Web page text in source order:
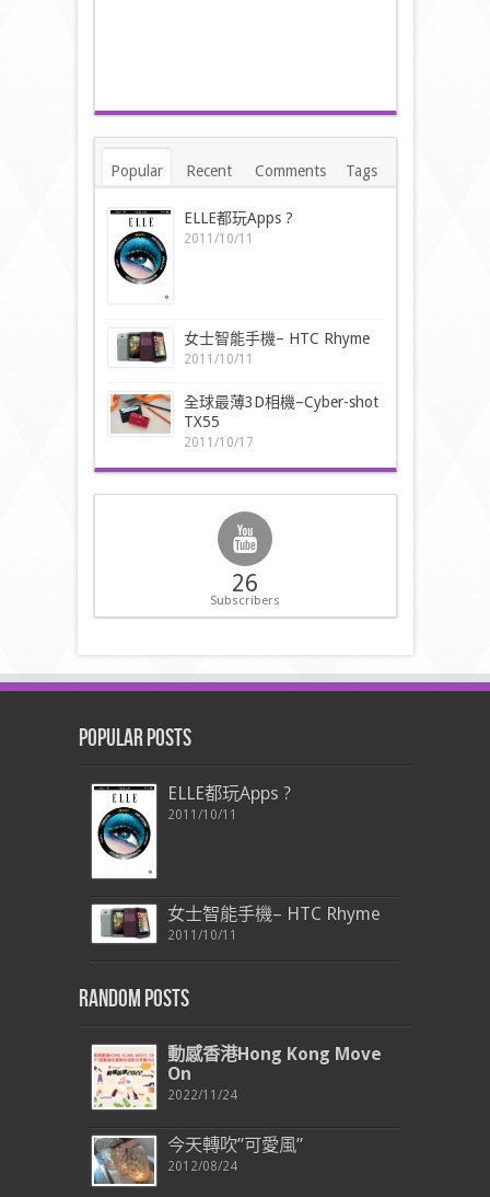
Popular Recent Comments Tags
ELLE都玩Apps ?
2011/10/11
女士智能手機– HTC Rhyme
2011/10/11
全球最薄3D相機–Cyber-shot
TX55
2011/10/17
26
Subscribers
Popular Posts
ELLE都玩Apps ?
2011/10/11
女士智能手機– HTC Rhyme
2011/10/11
Random Posts
動感香港Hong Kong Move
On
2022/11/24
今天轉吹”可愛風”
2012/08/24